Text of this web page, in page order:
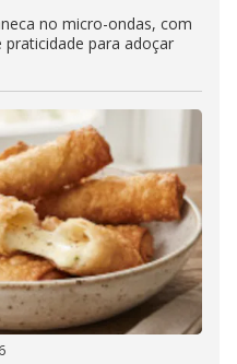
no micro-ondas, com
para adoçar